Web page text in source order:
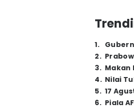
1.
2.
3. Makan
4. Nilai
5. 17
6. Piala